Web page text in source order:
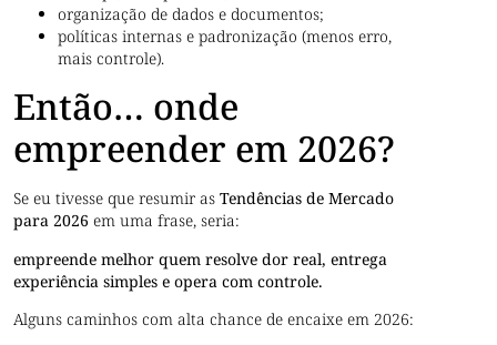
organização de dados e documentos;
políticas internas e padronização (menos erro,
mais controle).
Então… onde
empreender em 2026?
Se eu tivesse que resumir asTendências de Mercado
para 2026 em uma frase, seria:
empreende melhor quem resolve dor real, entrega
experiência simples e opera com controle.
Alguns caminhos com alta chance de encaixe em 2026: